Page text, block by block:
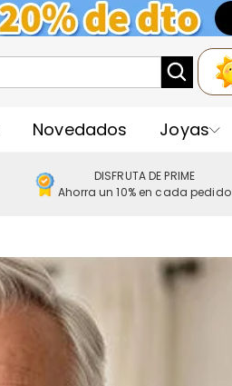
Novedados Joyas
DISFRUTA DE PRIME
Ahorra un 10% en cada pedido